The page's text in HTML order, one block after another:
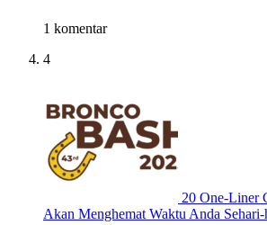
1 komentar
4
20 One-Liner
Akan Menghemat Waktu Anda Sehari-